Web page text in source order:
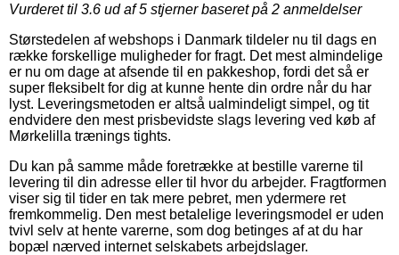
Vurderet til 3.6 ud af 5 stjerner baseret på 2 anmeldelser
Størstedelen af webshops i Danmark tildeler nu til dags en
række forskellige muligheder for fragt. Det mest almindelige
er nu om dage at afsende til en pakkeshop, fordi det så er
super fleksibelt for dig at kunne hente din ordre når du har
lyst. Leveringsmetoden er altså ualmindeligt simpel, og tit
endvidere den mest prisbevidste slags levering ved køb af
Mørkelilla trænings tights.
Du kan på samme måde foretrække at bestille varerne til
levering til din adresse eller til hvor du arbejder. Fragtformen
viser sig til tider en tak mere pebret, men ydermere ret
fremkommelig. Den mest betalelige leveringsmodel er uden
tvivl selv at hente varerne, som dog betinges af at du har
bopæl nærved internet selskabets arbejdslager.